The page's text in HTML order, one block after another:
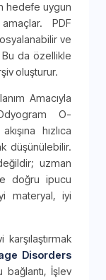
hedefe uygun
amaçlar. PDF
ve
Bu da özellikle
oluşturur.
Amacıyla
O-
hızlıca
düşünülebilir.
uzman
doğru ipucu
materyal, iyi
Disorders
bağlantı, İşlev